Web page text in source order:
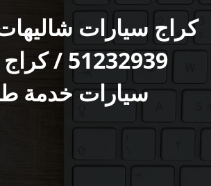
كراج سيارات
51232939‬ /
سيارات خدمة